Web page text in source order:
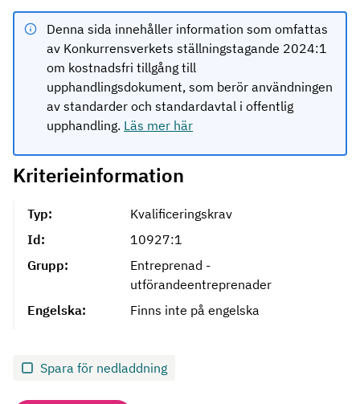
Denna sida innehåller information som omfattas
av Konkurrensverkets ställningstagande 2024:1
om kostnadsfri tillgång till
upphandlingsdokument, som berör användningen
av standarder och standardavtal i offentlig
upphandling. Läs mer här
Kriterieinformation
Typ:
Kvalificeringskrav
Id:
10927:1
Grupp:
Entreprenad -
utförandeentreprenader
Engelska:
Finns inte på engelska
Spara för nedladdning